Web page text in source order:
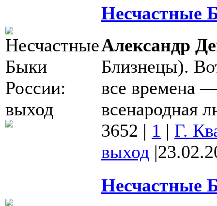
Несчастные
Александр
Близнецы).
все времена
всенародная
3652 | 1 | Г.
выход |
Несчастные